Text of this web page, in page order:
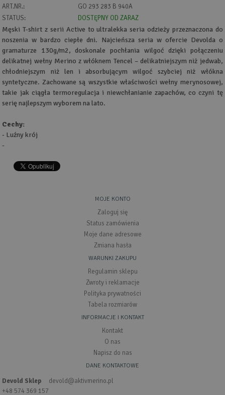
ART.NR.:
GO 293 283 B 940A
STATUS:
DOSTĘPNY OD ZARAZ
Męski T-shirt z serii Active to ultralekka seria odzieży przeznaczona do
noszenia w bardzo ciepłe dni. Najcieńsza seria w ofercie Devolda o
gramaturze 130g/m2, doskonale pochłania wilgoć dzięki połączeniu
delikatnej wełny Merino z włóknem Tencel – delikatniejszym niż jedwab,
chłodniejszym niż len i absorbującym wilgoć szybciej niż włókna
syntetyczne. Zachowane są wszystkie właściwości wełny merynosowej,
takie jak ciągła termoregulacja i niewchłanianie zapachów, co czyni tę
serię najlepszym wyborem na lato.
Cechy:
- Luźny krój
-
MOJE KONTO
Zaloguj się
Status zamówienia
Moje dane adresowe
Zmiana hasła
WARUNKI ZAKUPU
Regulamin sklepu
Zwroty i reklamacje
Polityka prywatności
Tabela rozmiarów
INFORMACJE I KONTAKT
Kontakt
O nas
Napisz do nas
DANE KONTAKTOWE
Devold Sklep
+48 574 369 157
devold@aktivmerino.pl